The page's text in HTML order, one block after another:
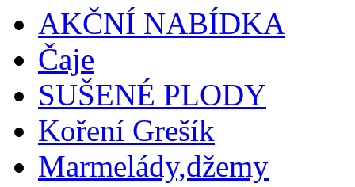
AKČNÍ NABÍDKA
Čaje
SUŠENÉ PLODY
Koření Grešík
Marmelády,džemy